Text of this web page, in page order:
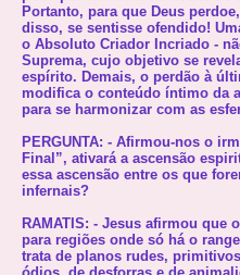
Portanto, para que Deus
disso, se sentisse ofendido!
o Absoluto Criador Incriado -
Suprema, cujo objetivo se
espírito. Demais, o perdão à
modifica o conteúdo íntimo da
para se harmonizar com as
PERGUNTA: - Afirmou-nos o
Final”, ativará a ascensão
essa ascensão entre os que
infernais?
RAMATIS: - Jesus afirmou que
para regiões onde só há o
trata de planos rudes,